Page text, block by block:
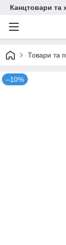
Канцтовари та
Товари та
–10%